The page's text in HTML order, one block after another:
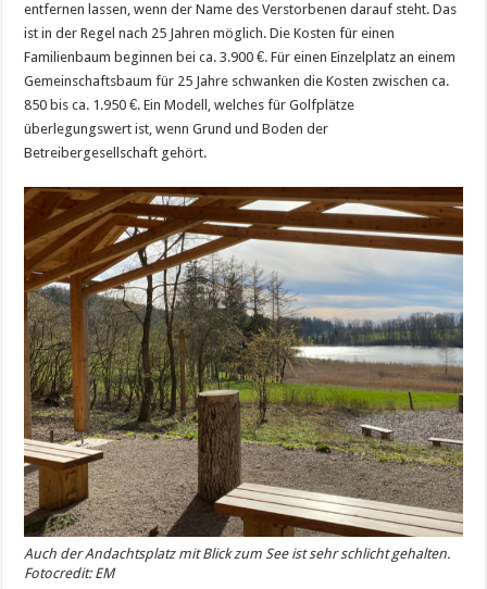
entfernen lassen, wenn der Name des Verstorbenen darauf steht. Das
ist in der Regel nach 25 Jahren möglich. Die Kosten für einen
Familienbaum beginnen bei ca. 3.900 €. Für einen Einzelplatz an einem
Gemeinschaftsbaum für 25 Jahre schwanken die Kosten zwischen ca.
850 bis ca. 1.950 €. Ein Modell, welches für Golfplätze
überlegungswert ist, wenn Grund und Boden der
Betreibergesellschaft gehört.
Auch der Andachtsplatz mit Blick zum See ist sehr schlicht gehalten.
Fotocredit: EM